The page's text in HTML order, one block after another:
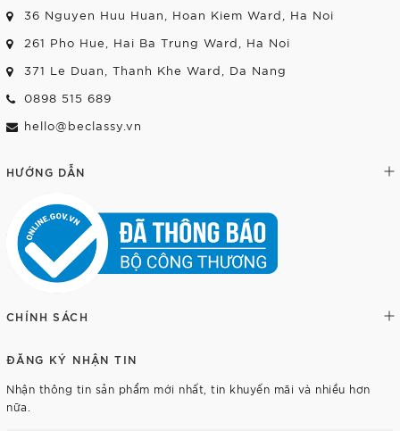
36 Nguyen Huu Huan, Hoan Kiem Ward, Ha Noi
261 Pho Hue, Hai Ba Trung Ward, Ha Noi
371 Le Duan, Thanh Khe Ward, Da Nang
0898 515 689
hello@beclassy.vn
HƯỚNG DẪN
CHÍNH SÁCH
ĐĂNG KÝ NHẬN TIN
Nhận thông tin sản phẩm mới nhất, tin khuyến mãi và nhiều hơn
nữa.